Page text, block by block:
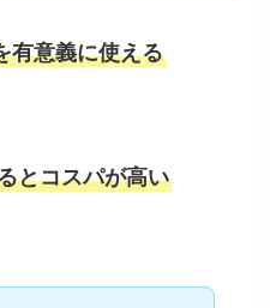
有意義に使える
とコスパが高い